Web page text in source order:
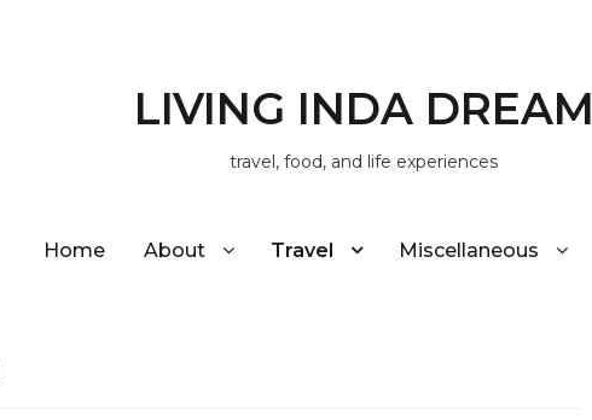
LIVING INDA DREAM
travel, food, and life experiences
Home About Travel Miscellaneous